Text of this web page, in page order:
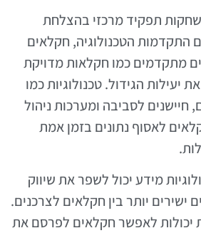
תפקיד מרכזי בהצלחת
התקדמות הטכנולוגיה, חקלאים
מתקדמים כמו חקלאות מדויקת
יעילות הגידול. טכנולוגיות כמו
חיישנים לסביבה ומערכות ניהול
לאסוף נתונים בזמן אמת
מידע יכול לשפר את שיווק
ישירים יותר בין חקלאים לצרכנים.
יכולות לאפשר חקלאים לפרסם את